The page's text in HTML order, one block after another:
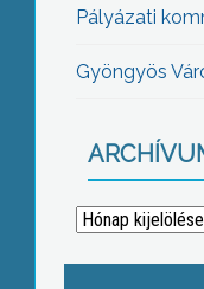
Pályázati
Gyöngyös
Archívum